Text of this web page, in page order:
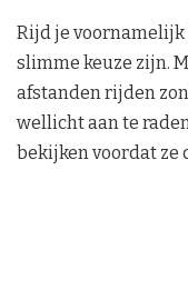
Rijd je voornamelijk
slimme keuze zijn.
afstanden rijden
wellicht aan te
bekijken voordat ze